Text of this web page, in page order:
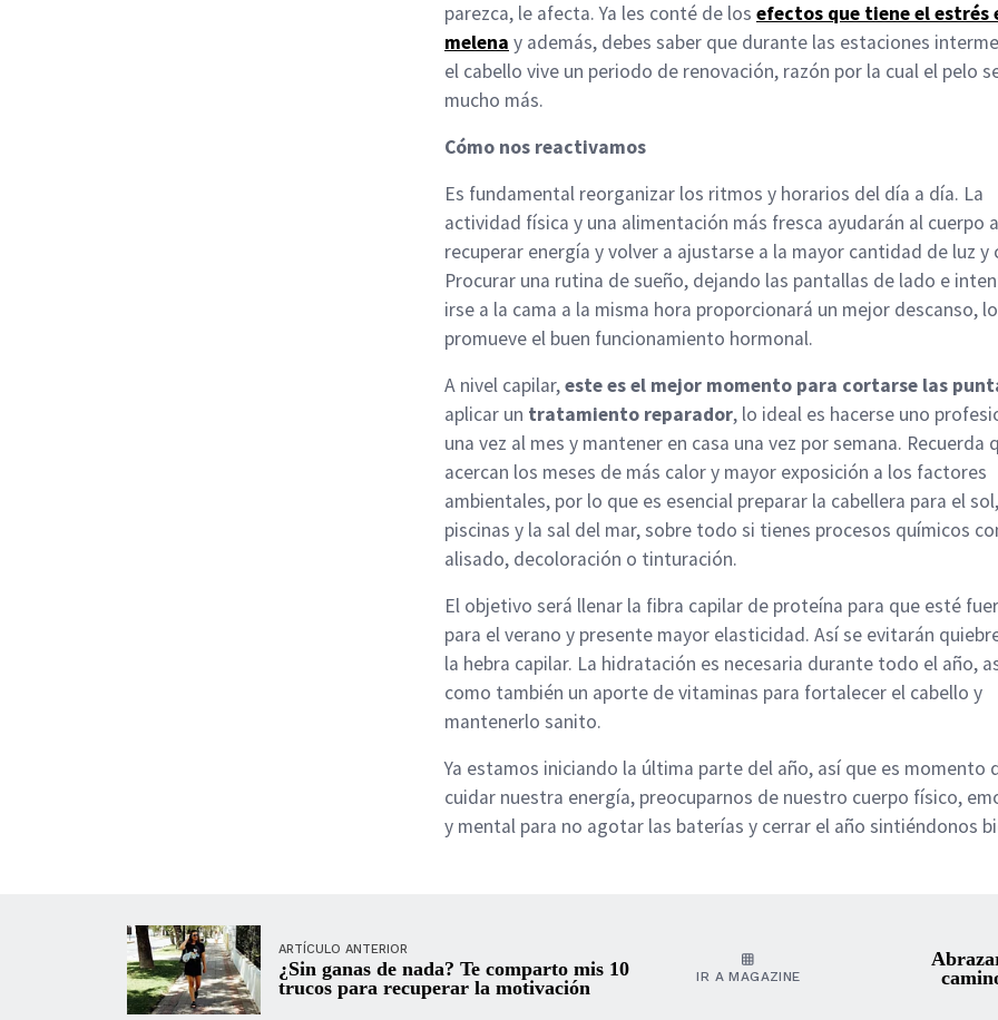
parezca, le afecta. Ya les conté de los efectos que tiene el estrés
melena y además, debes saber que durante las estaciones
el cabello vive un periodo de renovación, razón por la cual el pelo
mucho más.
Cómo nos reactivamos
Es fundamental reorganizar los ritmos y horarios del día a día. La
actividad física y una alimentación más fresca ayudarán al cuerpo a
recuperar energía y volver a ajustarse a la mayor cantidad de luz y
Procurar una rutina de sueño, dejando las pantallas de lado e
irse a la cama a la misma hora proporcionará un mejor descanso,
promueve el buen funcionamiento hormonal.
A nivel capilar,este es el mejor momento para cortarse las
aplicar un tratamiento reparador, lo ideal es hacerse uno
una vez al mes y mantener en casa una vez por semana. Recuerda
acercan los meses de más calor y mayor exposición a los factores
ambientales, por lo que es esencial preparar la cabellera para el
piscinas y la sal del mar, sobre todo si tienes procesos químicos
alisado, decoloración o tinturación.
El objetivo será llenar la fibra capilar de proteína para que esté
para el verano y presente mayor elasticidad. Así se evitarán
la hebra capilar. La hidratación es necesaria durante todo el año,
como también un aporte de vitaminas para fortalecer el cabello y
mantenerlo sanito.
Ya estamos iniciando la última parte del año, así que es momento
cuidar nuestra energía, preocuparnos de nuestro cuerpo físico,
y mental para no agotar las baterías y cerrar el año sintiéndonos
ARTÍCULO ANTERIOR
¿Sin ganas de nada? Te comparto mis 10
trucos para recuperar la motivación
IR A MAGAZINE